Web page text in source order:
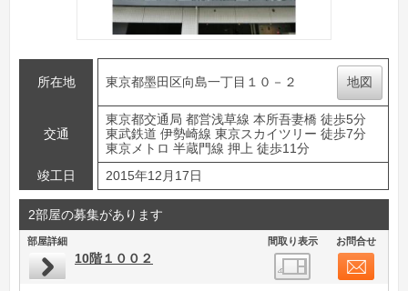
所在地 東京都墨田区向島一丁目１０－２ 地図
交通
東京都交通局 都営浅草線 本所吾妻橋 徒歩5分
東武鉄道 伊勢崎線 東京スカイツリー 徒歩7分
東京メトロ 半蔵門線 押上 徒歩11分
竣工日
2015年12月17日
2部屋の募集があります
部屋詳細 間取り表示 お問合せ
10階１００２